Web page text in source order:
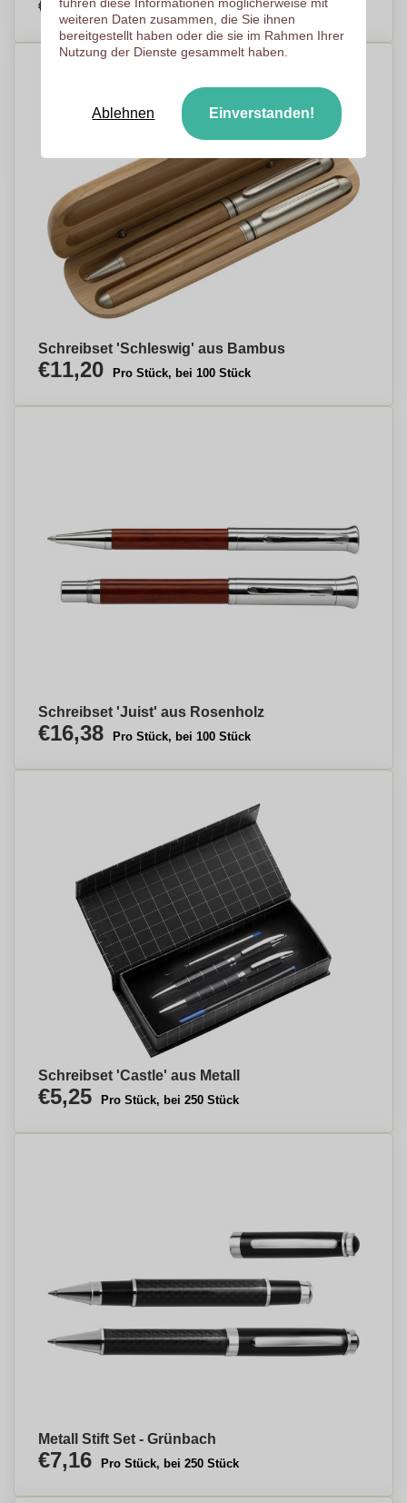
€20,27 Pro Stück, bei 50 Stück
Schreibset 'Schleswig' aus Bambus
€11,20 Pro Stück, bei 100 Stück
Schreibset 'Juist' aus Rosenholz
€16,38 Pro Stück, bei 100 Stück
Schreibset 'Castle' aus Metall
€5,25 Pro Stück, bei 250 Stück
Metall Stift Set - Grünbach
€7,16 Pro Stück, bei 250 Stück
weiteren Daten zusammen, die Sie ihnen
bereitgestellt haben oder die sie im Rahmen Ihrer
Nutzung der Dienste gesammelt haben.
Ablehnen Einverstanden!